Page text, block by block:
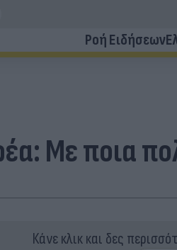
Ροή Ειδήσεων
Με ποια
Κάνε κλικ και δες